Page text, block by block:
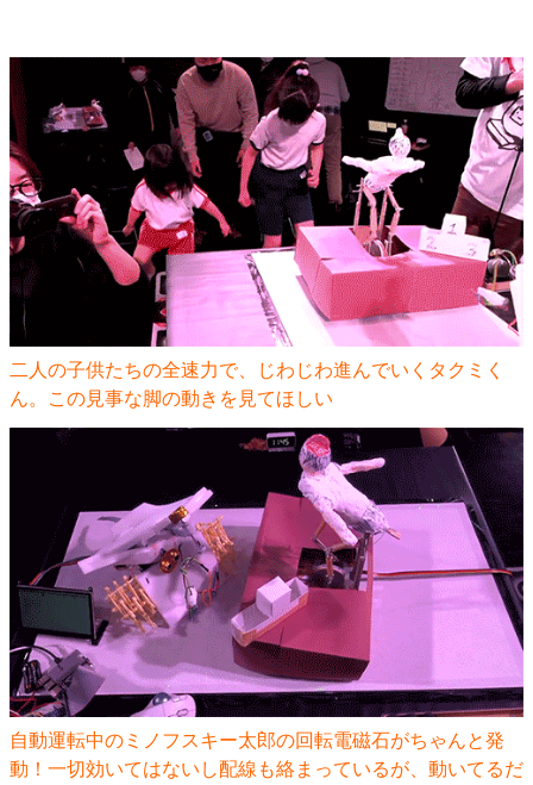
二人の子供たちの全速力で、じわじわ進んでいくタクミく
ん。この見事な脚の動きを見てほしい
自動運転中のミノフスキー太郎の回転電磁石がちゃんと発
動！一切効いてはないし配線も絡まっているが、動いてるだ